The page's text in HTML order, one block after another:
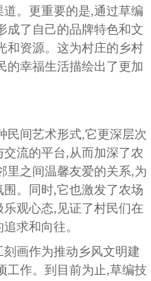
。更重要的是,通过草编
成了自己的品牌特色和文
和资源。这为村庄的乡村
的幸福生活描绘出了更加
间艺术形式,它更深层次
流的平台,从而加深了农
里之间温馨友爱的关系,为
。同时,它也激发了农场
观心态,见证了村民们在
求和向往。
画作为推动乡风文明建
工作。到目前为止,草编技